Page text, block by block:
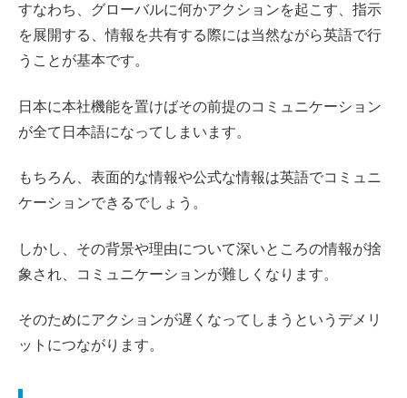
すなわち、グローバルに何かアクションを起こす、指示
を展開する、情報を共有する際には当然ながら英語で行
うことが基本です。
日本に本社機能を置けばその前提のコミュニケーション
が全て日本語になってしまいます。
もちろん、表面的な情報や公式な情報は英語でコミュニ
ケーションできるでしょう。
しかし、その背景や理由について深いところの情報が捨
象され、コミュニケーションが難しくなります。
そのためにアクションが遅くなってしまうというデメリ
ットにつながります。